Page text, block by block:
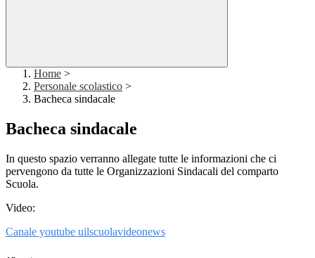
Home >
Personale scolastico >
Bacheca sindacale
Bacheca sindacale
In questo spazio verranno allegate tutte le informazioni che ci
pervengono da tutte le Organizzazioni Sindacali del comparto
Scuola.
Video:
Canale youtube uilscuolavideonews